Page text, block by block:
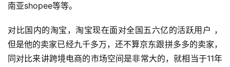
南亚shopee等等。
对比国内的淘宝，淘宝现在面对全国五六亿的活跃用户 ，
但是他的卖家已经九千多万，还不算京东跟拼多多的卖家，
同对比来讲跨境电商的市场空间是非常大的，就相当于11年